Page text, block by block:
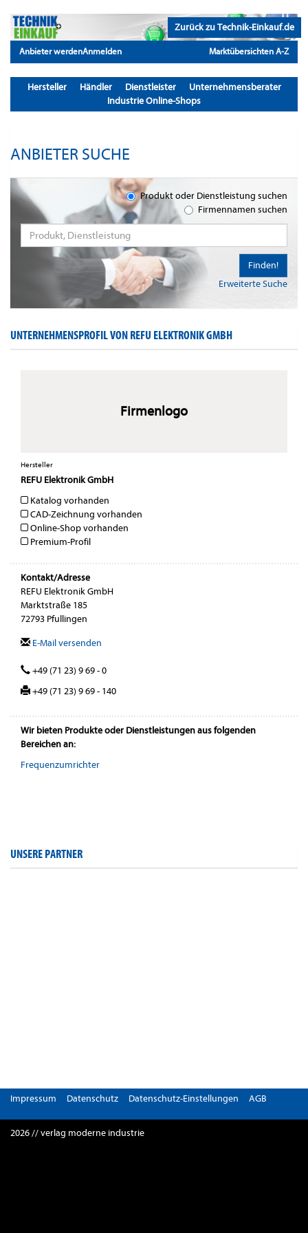
Zurück zu Technik-Einkauf.de
Anbieter werdenAnmelden Marktübersichten A-Z
Hersteller Händler Dienstleister
Unternehmensberater
Industrie Online-Shops
ANBIETER SUCHE
Produkt oder Dienstleistung suchen
Firmennamen suchen
Erweiterte Suche
Finden!
UNTERNEHMENSPROFIL VON REFU ELEKTRONIK GMBH
Firmenlogo
Hersteller
REFU Elektronik GmbH
Katalog vorhanden
CAD-Zeichnung vorhanden
Online-Shop vorhanden
Premium-Profil
Kontakt/Adresse
REFU Elektronik GmbH
Marktstraße 185
72793 Pfullingen
E-Mail versenden
+49 (71 23) 9 69 - 0
+49 (71 23) 9 69 - 140
Wir bieten Produkte oder Dienstleistungen aus folgenden
Bereichen an:
Frequenzumrichter
UNSERE PARTNER
Impressum Datenschutz Datenschutz-Einstellungen AGB
2026 // verlag moderne industrie